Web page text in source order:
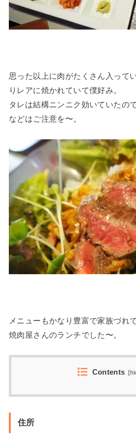
思った以上に肉がたくさん入って
りレアに焼かれていて僕好み。
タレは結構ニンニク効いていたの
などはご注意を〜。
メニューもかなり豊富で家族づれ
焼肉屋さんのランチでした〜。
Contents [
住所